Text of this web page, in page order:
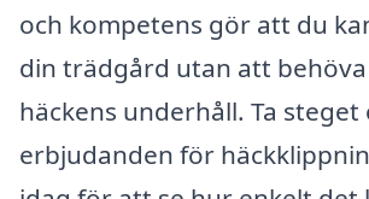
och kompetens gör att du
din trädgård utan att
häckens underhåll. Ta steget
erbjudanden för